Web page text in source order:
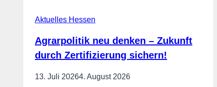
Poppenhausen
Landesvorsitzender
Engin
besucht
Aktuelles Hessen
Agrarpolitik neu denken – Zukunft
durch Zertifizierung sichern!
13. Juli 20264. August 2026